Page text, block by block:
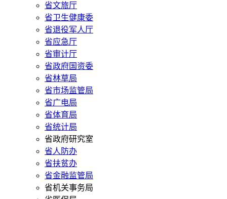
省文旅厅
省卫生健康委
省退役军人厅
省应急厅
省审计厅
省政府国资委
省林草局
省市场监管局
省广电局
省体育局
省统计局
省政府研究室
省人防办
省扶贫办
省金融监管局
省机关事务局